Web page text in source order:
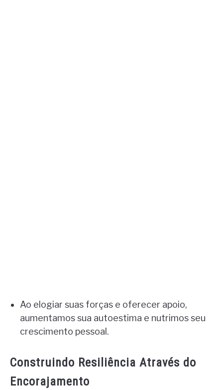
Ao elogiar suas forças e oferecer apoio,
aumentamos sua autoestima e nutrimos seu
crescimento pessoal.
Construindo Resiliência Através do
Encorajamento